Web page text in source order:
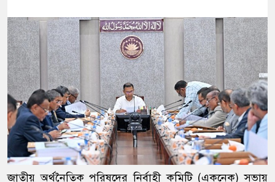
জাতীয় অর্থনৈতিক পরিষদের নির্বাহী কমিটি (একনেক) সভায়